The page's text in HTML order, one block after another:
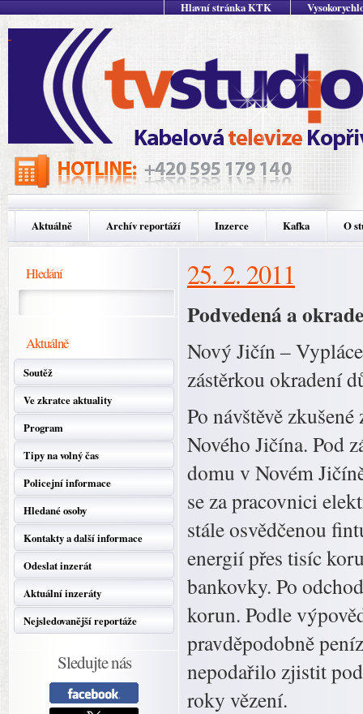
Hlavní stránka KTK
Aktuálně Archív reportáží Inzerce Kafka O
Hledání
Aktuálně
Soutěž
Ve zkratce aktuality
Program
Tipy na volný čas
Policejní informace
Hledané osoby
Kontakty a další informace
Odeslat inzerát
Aktuální inzeráty
Nejsledovanější reportáže
Sledujte nás
25. 2. 2011
Podvedená a
Nový Jičín –
zástěrkou okradení
Po návštěvě
Nového Jičína. Pod
domu v Novém
se za pracovnici
stále osvědčenou
energií přes tisíc
bankovky. Po
korun. Podle
pravděpodobně
nepodařilo zjistit
roky vězení.